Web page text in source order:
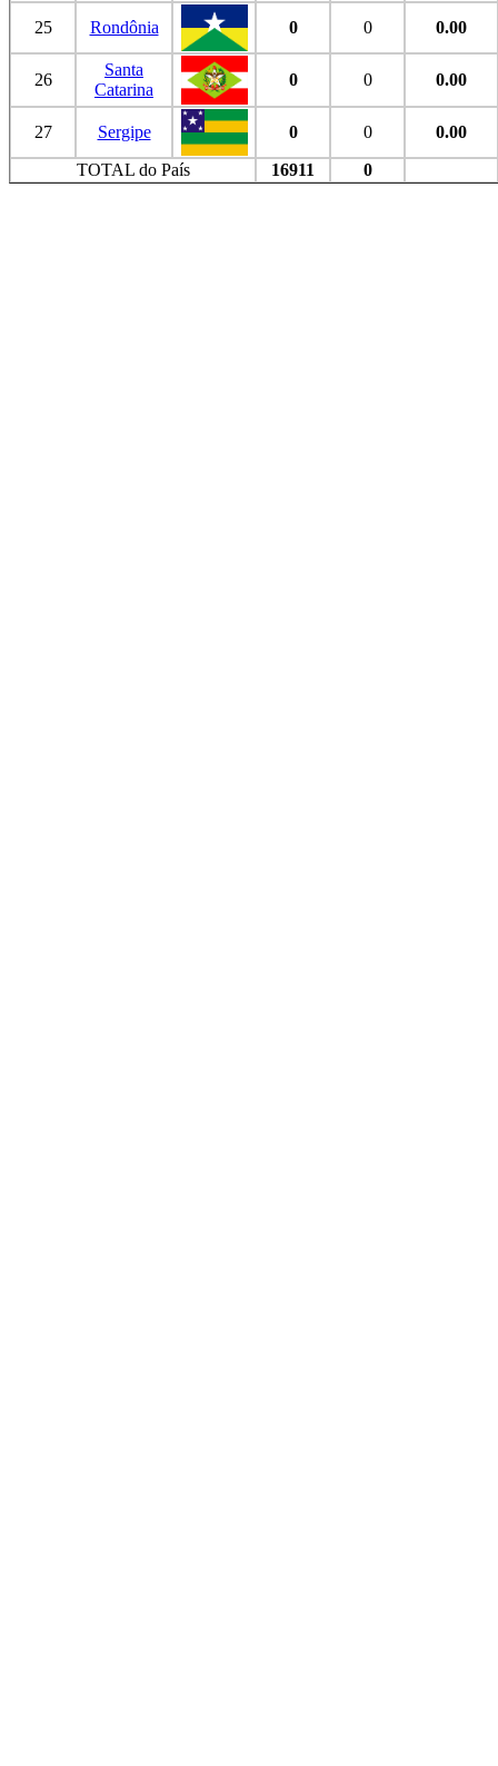
25 Rondônia 0 0 0.00
26
Santa
Catarina
0 0 0.00
27 Sergipe 0 0
0.00
TOTAL do País
16911 0